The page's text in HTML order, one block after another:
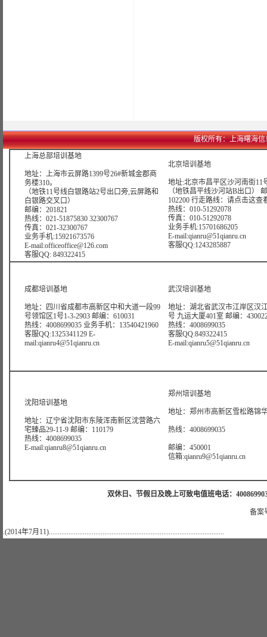
版权所有：上海曙海信
上海总部培训基地
地址：上海市云屏路1399号26#新城金郡商
务楼310。
（地铁11号线白银路站2号出口旁,云屏路和
白银路交叉口）
邮编：201821
热线：021-51875830 32300767
传真：021-32300767
业务手机:15921673576
E-mail:officeoffice@126.com
客服QQ: 849322415
北京培训基地
地址:北京市昌平区沙河南街11
（地铁昌平线沙河站B出口）
102200 行走路线： 请点击这查
热线：010-51292078
传真：010-51292078
业务手机:15701686205
E-mail:qianru@51qianru.cn
客服QQ:1243285887
成都培训基地
地址：四川省成都市高新区中和大道一段99
号领馆区1号1-3-2903 邮编：610031
热线：4008699035 业务手机：13540421960
客服QQ:1325341129 E-
mail:qianru4@51qianru.cn
武汉培训基地
地址：湖北省武汉市江岸区汉
号 九运大厦401室 邮编：
热线：4008699035
客服QQ:849322415
E-mail:qianru5@51qianru.cn
沈阳培训基地
地址：辽宁省沈阳市东陵浑南新区沈营路六
宅臻品29-11-9 邮编：110179
热线：4008699035
E-mail:qianru8@51qianru.cn
郑州培训基地
地址：郑州市高新区雪松路锦
热线：4008699035
邮编：450001
信箱:qianru9@51qianru.cn
双休日、节假日及晚上可致电值班电话：
备案
.(2014年7月11)..................................................................................................